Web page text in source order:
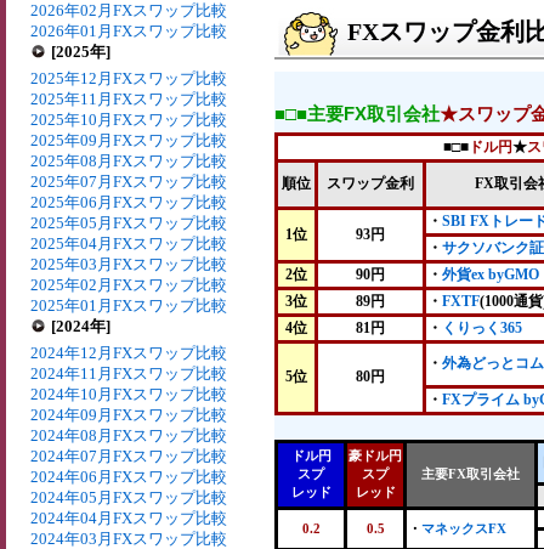
2026年02月FXスワップ比較
2026年01月FXスワップ比較
[2025年]
2025年12月FXスワップ比較
2025年11月FXスワップ比較
2025年10月FXスワップ比較
2025年09月FXスワップ比較
2025年08月FXスワップ比較
2025年07月FXスワップ比較
2025年06月FXスワップ比較
2025年05月FXスワップ比較
2025年04月FXスワップ比較
2025年03月FXスワップ比較
2025年02月FXスワップ比較
2025年01月FXスワップ比較
[2024年]
2024年12月FXスワップ比較
2024年11月FXスワップ比較
2024年10月FXスワップ比較
2024年09月FXスワップ比較
2024年08月FXスワップ比較
2024年07月FXスワップ比較
2024年06月FXスワップ比較
2024年05月FXスワップ比較
2024年04月FXスワップ比較
2024年03月FXスワップ比較
FXスワップ金利
■□■主要FX取引会社★スワップ
■□■ ドル円★
順位 スワップ金利 FX取引会
1位 93円
・ SBI FXトレー
・ サクソバンク
2位
90円 ・ 外貨ex byGMO
3位
89円 ・ FXTF(1000通
4位
81円 ・ くりっく365
5位 80円
・ 外為どっとコム
・ FXプライム
ドル円
スプ
レッド
豪ドル円
スプ
レッド
主要FX取引会社
0.2 0.5 ・ マネックスFX